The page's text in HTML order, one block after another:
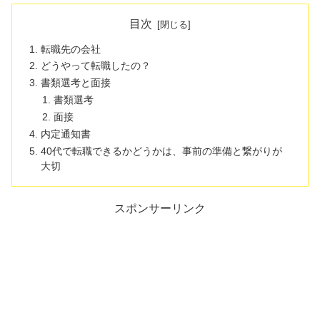
目次
転職先の会社
どうやって転職したの？
書類選考と面接
書類選考
面接
内定通知書
40代で転職できるかどうかは、事前の準備と繋がりが
大切
スポンサーリンク